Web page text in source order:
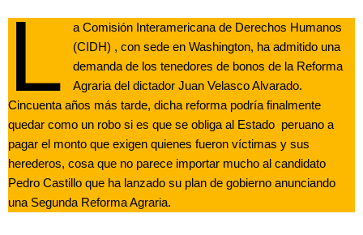
L
a Comisión Interamericana de Derechos Humanos
(CIDH) , con sede en Washington, ha admitido una
demanda de los tenedores de bonos de la Reforma
Agraria del dictador Juan Velasco Alvarado.
Cincuenta años más tarde, dicha reforma podría finalmente
quedar como un robo si es que se obliga al Estado peruano a
pagar el monto que exigen quienes fueron víctimas y sus
herederos, cosa que no parece importar mucho al candidato
Pedro Castillo que ha lanzado su plan de gobierno anunciando
una Segunda Reforma Agraria.